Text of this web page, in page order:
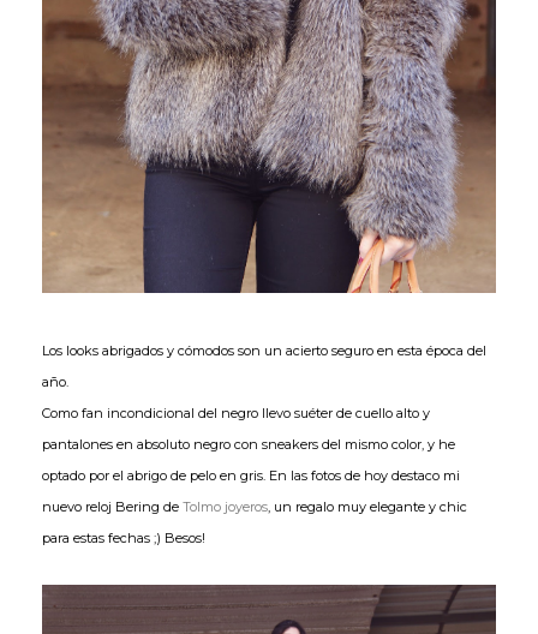
Los looks abrigados y cómodos son un acierto seguro en esta época del
año.
Como fan incondicional del negro llevo suéter de cuello alto y
pantalones en absoluto negro con sneakers del mismo color, y he
optado por el abrigo de pelo en gris. En las fotos de hoy destaco mi
nuevo reloj Bering de Tolmo joyeros , un regalo muy elegante y chic
para estas fechas ;) Besos!